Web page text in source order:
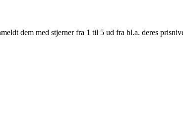
dem med stjerner fra 1 til 5 ud fra bl.a. deres